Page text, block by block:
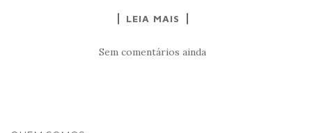
LEIA MAIS
Sem comentários ainda